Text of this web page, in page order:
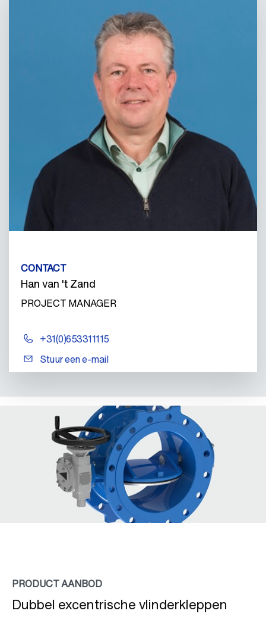
CONTACT
Han van 't Zand
PROJECT MANAGER
+31(0)653311115
Stuur een e-mail
PRODUCT AANBOD
Dubbel excentrische vlinderkleppen